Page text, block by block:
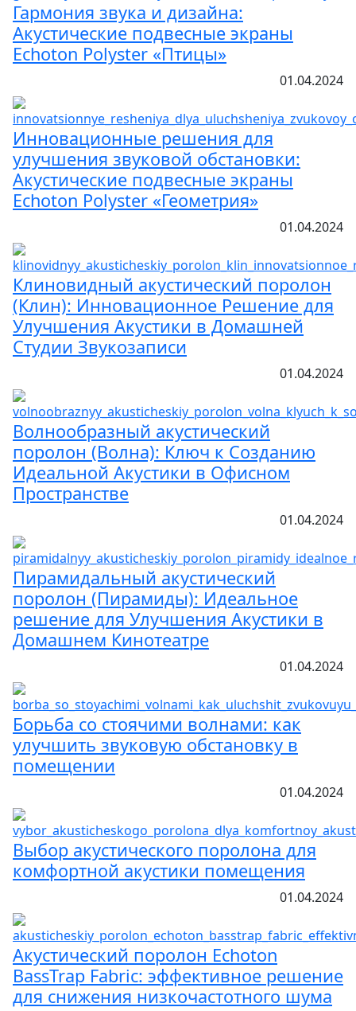
Гармония звука и дизайна:
Акустические подвесные экраны
Echoton Polyster «Птицы»
01.04.2024
Инновационные решения для
улучшения звуковой обстановки:
Акустические подвесные экраны
Echoton Polyster «Геометрия»
01.04.2024
Клиновидный акустический поролон
(Клин): Инновационное Решение для
Улучшения Акустики в Домашней
Студии Звукозаписи
01.04.2024
Волнообразный акустический
поролон (Волна): Ключ к Созданию
Идеальной Акустики в Офисном
Пространстве
01.04.2024
Пирамидальный акустический
поролон (Пирамиды): Идеальное
решение для Улучшения Акустики в
Домашнем Кинотеатре
01.04.2024
Борьба со стоячими волнами: как
улучшить звуковую обстановку в
помещении
01.04.2024
Выбор акустического поролона для
комфортной акустики помещения
01.04.2024
Акустический поролон Echoton
BassTrap Fabric: эффективное решение
для снижения низкочастотного шума